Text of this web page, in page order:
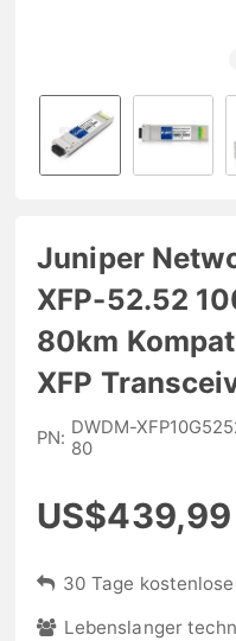
Juniper
XFP-52.52
80km
XFP
PN: DWDM-
80
US$439,99
30 Tage
Lebenslanger